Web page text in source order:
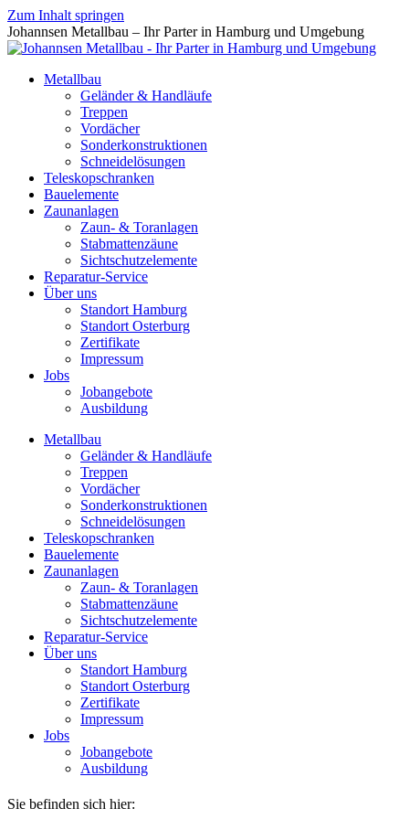
Zum Inhalt springen
Johannsen Metallbau – Ihr Parter in Hamburg und Umgebung
Metallbau
Geländer & Handläufe
Treppen
Vordächer
Sonderkonstruktionen
Schneidelösungen
Teleskopschranken
Bauelemente
Zaunanlagen
Zaun- & Toranlagen
Stabmattenzäune
Sichtschutzelemente
Reparatur-Service
Über uns
Standort Hamburg
Standort Osterburg
Zertifikate
Impressum
Jobs
Jobangebote
Ausbildung
Metallbau
Geländer & Handläufe
Treppen
Vordächer
Sonderkonstruktionen
Schneidelösungen
Teleskopschranken
Bauelemente
Zaunanlagen
Zaun- & Toranlagen
Stabmattenzäune
Sichtschutzelemente
Reparatur-Service
Über uns
Standort Hamburg
Standort Osterburg
Zertifikate
Impressum
Jobs
Jobangebote
Ausbildung
Sie befinden sich hier: